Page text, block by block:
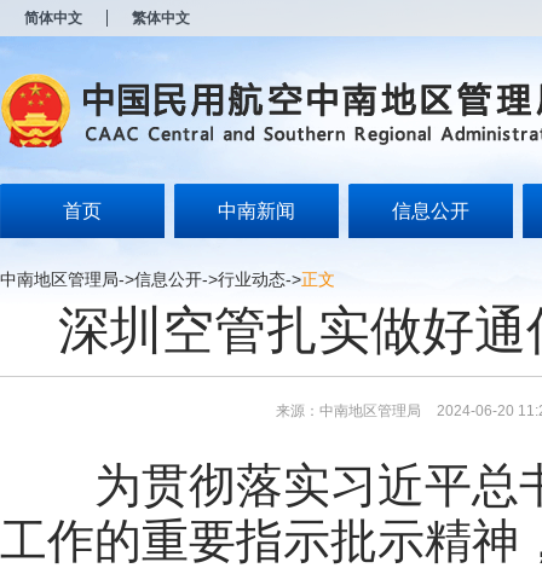
简体中文 繁体中文
首页 中南新闻 信息公开
中南地区管理局->信息公开->行业动态->正文
深圳空管扎实做好
来源：中南地区管理局 2024-06-20
为贯彻落实习近平总
工作的重要指示批示精神
开
无
障
说
按
Alt
键